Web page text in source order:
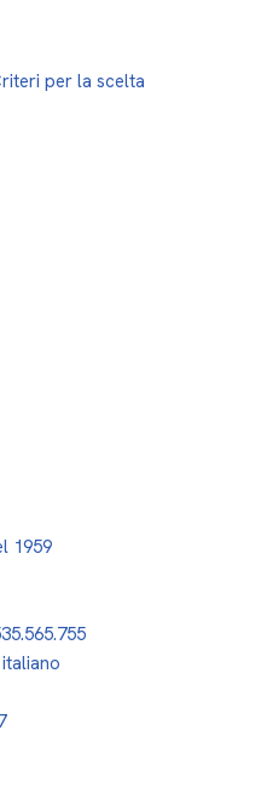
per la scelta
1959